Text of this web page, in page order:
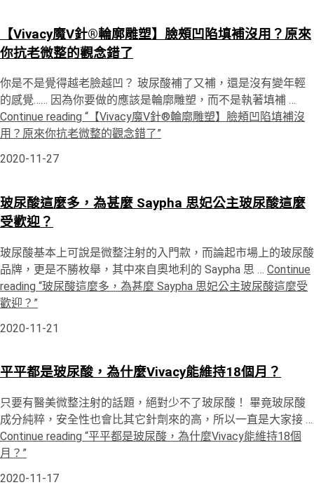
【Vivacy魔V針®輪廓雕塑】臉頰凹陷填補沒用？原來
你抗老微整的觀念錯了
你是不是覺得越老臉越凹？ 玻尿酸補了又補，還是沒有變年輕
的感覺…… 因為你要做的應該是輪廓雕塑，而不是執著填補 …
Continue reading “【Vivacy魔V針®輪廓雕塑】臉頰凹陷填補沒
用？原來你抗老微整的觀念錯了”
2020-11-27
玻尿酸這麼多，為甚麼 Saypha 思妃公主玻尿酸這麼
受歡迎？
玻尿酸基本上可說是微整注射的入門款，而論起市場上的玻尿酸
品牌，更是不勝枚舉，其中來自奧地利的 Saypha 思 … Continue
reading “玻尿酸這麼多，為甚麼 Saypha 思妃公主玻尿酸這麼受
歡迎？”
2020-11-21
平平都是玻尿酸，為什麼Vivacy能維持18個月？
只要有醫美微整注射的話題，絕對少不了玻尿酸！ 畢竟玻尿酸
成分純粹，安全性也會比其它針劑來的高，所以一直是大家接 …
Continue reading “平平都是玻尿酸，為什麼Vivacy能維持18個
月？”
2020-11-17